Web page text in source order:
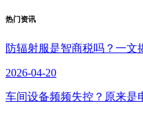
热门资讯
防辐射服是智商税吗？一文
2026-04-20
车间设备频频失控？原来是